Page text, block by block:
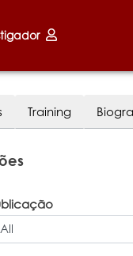
Training